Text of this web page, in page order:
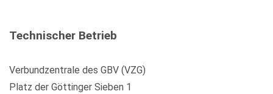
Technischer Betrieb
Verbundzentrale des GBV (VZG)
Platz der Göttinger Sieben 1